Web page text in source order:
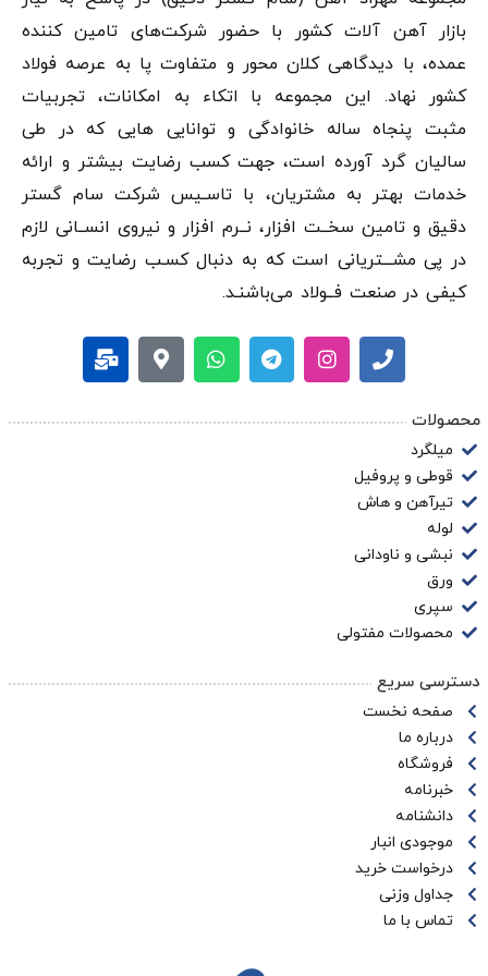
فرمایید.
بازار آهن‌ آلات کشور با حضور شرکت‌های تامین کننده
عمده، با دیدگاهی کلان محور و متفاوت پا به عرصه فولاد
کشور نهاد. این مجموعه با اتکاء به امکانات، تجربیات
مثبت پنجاه ساله خانوادگی و توانایی هایی که در طی
سالیان گرد آورده است، جهت کسب رضایت بیشتر و ارائه
خدمات بهتر به مشتریان، با تاسـیس شرکت سام گستر
دقيق و تامین سخــت افزار، نــرم افزار و نیروی انســانی لازم
در پی مشـــتریانی است که به دنبال کسـب رضایت و تجربه
کیفی در صنعت فــولاد می‌باشنـد.
محصولات
میلگرد
قوطی و پروفیل
تیرآهن و هاش
لوله
نبشی و ناودانی
ورق
سپری
محصولات مفتولی
دسترسی سریع
صفحه نخست
درباره ما
فروشگاه
خبرنامه
دانشنامه
موجودی انبار
درخواست خرید
جداول وزنی
تماس با ما